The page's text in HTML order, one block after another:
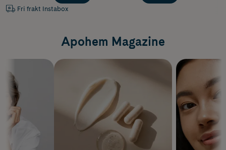
Fri frakt Instabox
Apohem Magazine